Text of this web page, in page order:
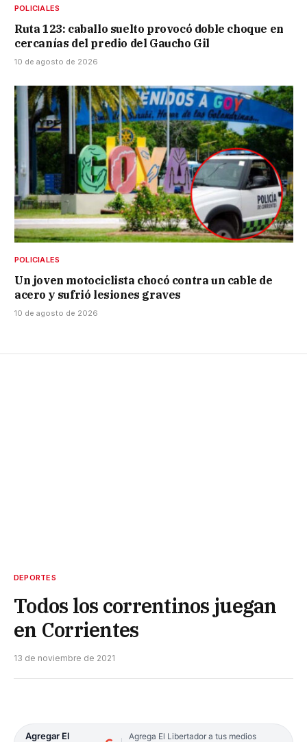
POLICIALES
Ruta 123: caballo suelto provocó doble choque en
cercanías del predio del Gaucho Gil
10 de agosto de 2026
POLICIALES
Un joven motociclista chocó contra un cable de
acero y sufrió lesiones graves
10 de agosto de 2026
DEPORTES
Todos los correntinos juegan
en Corrientes
13 de noviembre de 2021
Agregar El
Agrega El Libertador a tus medios